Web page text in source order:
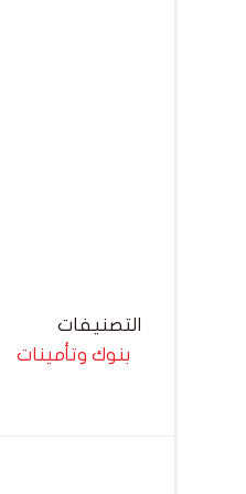
التصنيفات
بنوك وتأمينات